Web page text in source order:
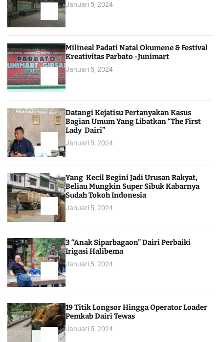
Januari 5, 2024
Milineal Padati Natal Okumene & Festival
Kreativitas Parbato -Junimart
Januari 5, 2024
Datangi Kejatisu Pertanyakan Kasus
Bagian Umum Yang Libatkan “The First
Lady Dairi”
Januari 5, 2024
Yang Kecil Begini Jadi Urusan Rakyat,
Beliau Mungkin Super Sibuk Kabarnya
Sudah Tokoh Indonesia
Januari 5, 2024
3 “Anak Siparbagaon” Dairi Perbaiki
Irigasi Halibema
Januari 5, 2024
19 Titik Longsor Hingga Operator Loader
Pemkab Dairi Tewas
Januari 5, 2024